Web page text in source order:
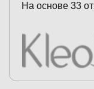
На основе 33